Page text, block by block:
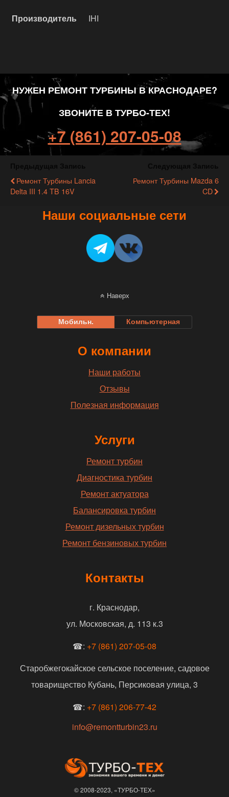
Производитель IHI
НУЖЕН РЕМОНТ ТУРБИНЫ В КРАСНОДАРЕ?
ЗВОНИТЕ В ТУРБО-ТЕХ!
+7 (861) 207-05-08
Ремонт Турбины Lancia
Delta III 1.4 TB 16V
Ремонт Турбины Mazda 6
CD
Наши социальные сети
Наверх
Мобильн. Компьютерная
О компании
Наши работы
Отзывы
Полезная информация
Услуги
Ремонт турбин
Диагностика турбин
Ремонт актуатора
Балансировка турбин
Ремонт дизельных турбин
Ремонт бензиновых турбин
Контакты
г. Краснодар,
ул. Московская, д. 113 к.3
☎: +7 (861) 207-05-08
Старобжегокайское сельское поселение, садовое
товарищество Кубань, Персиковая улица, 3
☎: +7 (861) 206-77-42
info@remontturbin23.ru
© 2008-2023, «ТУРБО-ТЕХ»